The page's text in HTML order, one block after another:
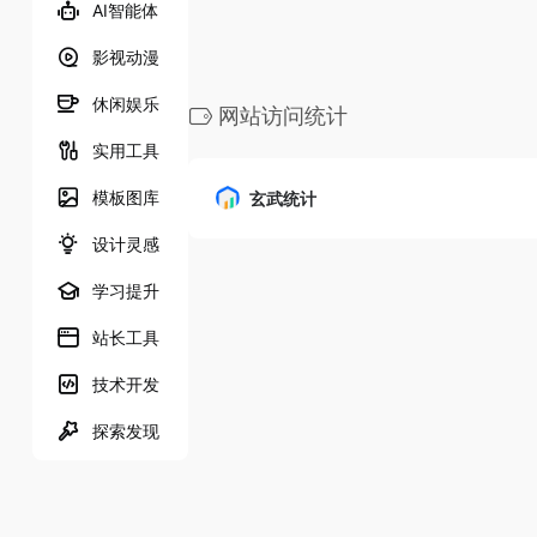
AI智能体
影视动漫
休闲娱乐
实用工具
模板图库
设计灵感
学习提升
站长工具
技术开发
探索发现
网站访问统计
玄武统计